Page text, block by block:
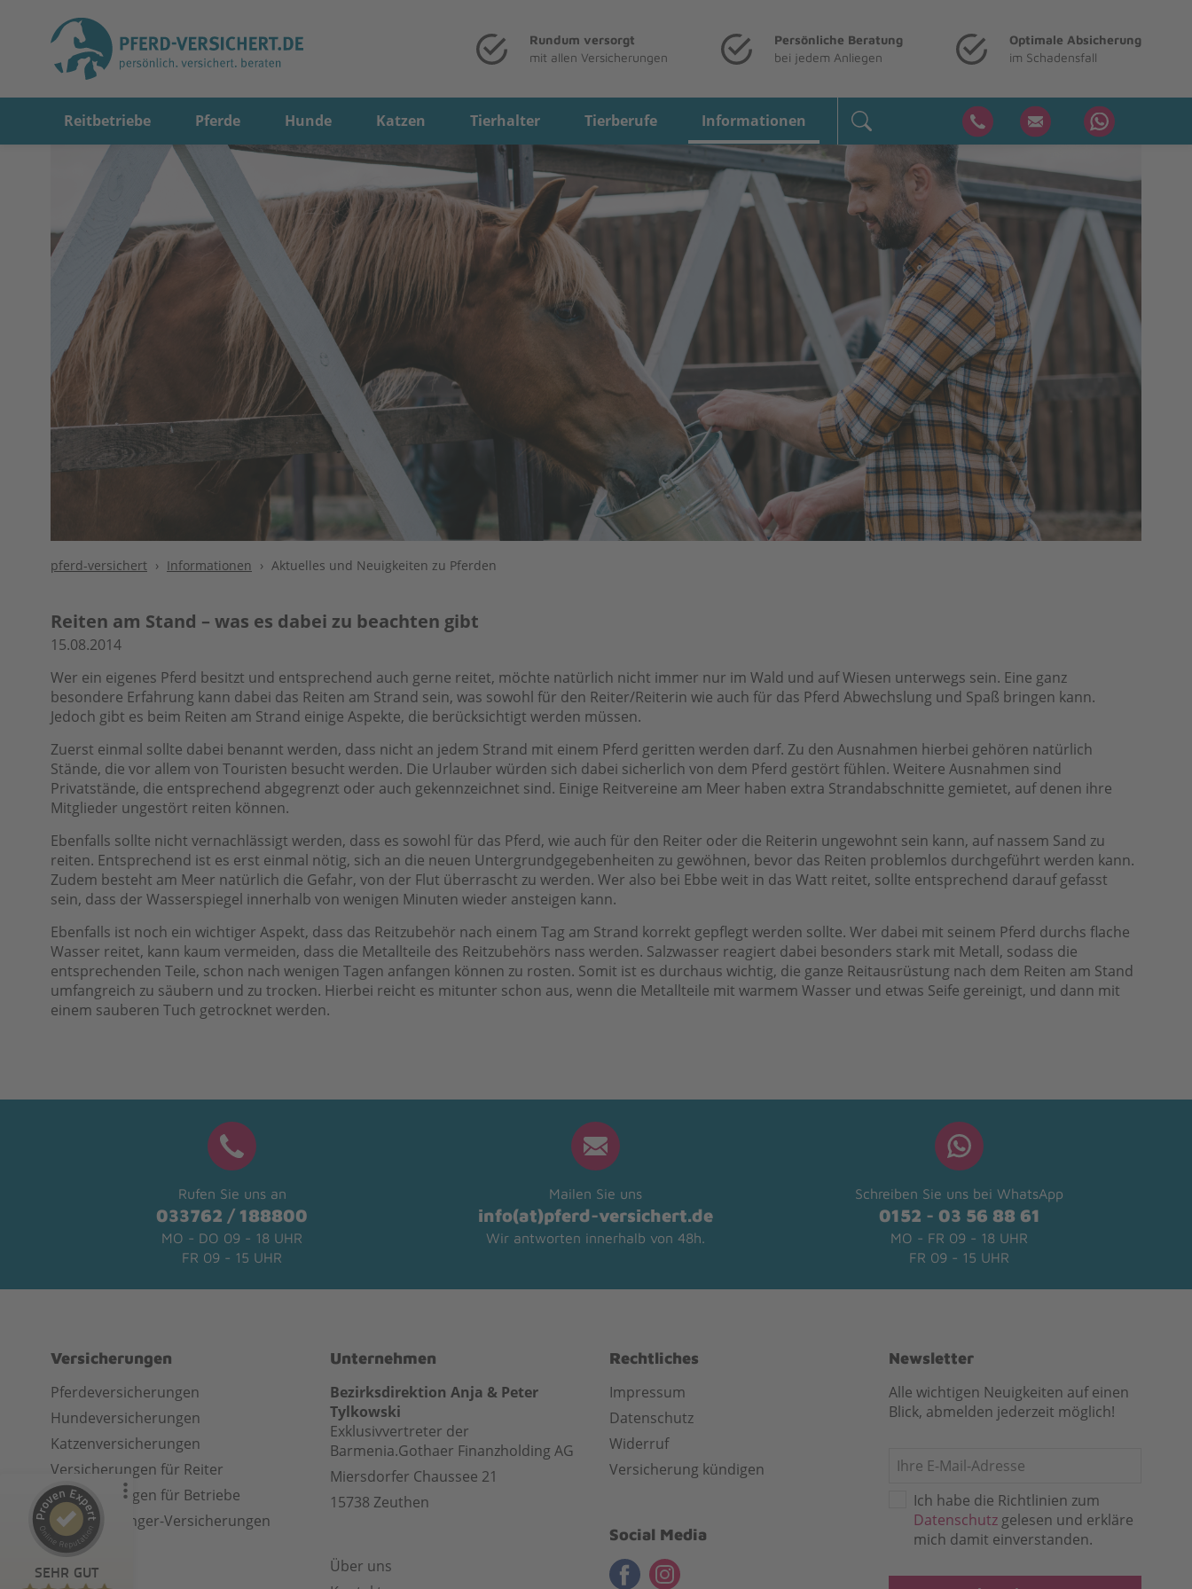
Rundum versorgt
mit allen Versicherungen
Persönliche Beratung
bei jedem Anliegen
Optimale Absicherung
im Schadensfall
Reitbetriebe Pferde Hunde Katzen Tierhalter Tierberufe Informationen
pferd-versichert Informationen Aktuelles und Neuigkeiten zu Pferden
Reiten am Stand – was es dabei zu beachten gibt
15.08.2014
Wer ein eigenes Pferd besitzt und entsprechend auch gerne reitet, möchte natürlich nicht immer nur im Wald und auf Wiesen unterwegs sein. Eine ganz
besondere Erfahrung kann dabei das Reiten am Strand sein, was sowohl für den Reiter/Reiterin wie auch für das Pferd Abwechslung und Spaß bringen kann.
Jedoch gibt es beim Reiten am Strand einige Aspekte, die berücksichtigt werden müssen.
Zuerst einmal sollte dabei benannt werden, dass nicht an jedem Strand mit einem Pferd geritten werden darf. Zu den Ausnahmen hierbei gehören natürlich
Stände, die vor allem von Touristen besucht werden. Die Urlauber würden sich dabei sicherlich von dem Pferd gestört fühlen. Weitere Ausnahmen sind
Privatstände, die entsprechend abgegrenzt oder auch gekennzeichnet sind. Einige Reitvereine am Meer haben extra Strandabschnitte gemietet, auf denen ihre
Mitglieder ungestört reiten können.
Ebenfalls sollte nicht vernachlässigt werden, dass es sowohl für das Pferd, wie auch für den Reiter oder die Reiterin ungewohnt sein kann, auf nassem Sand zu
reiten. Entsprechend ist es erst einmal nötig, sich an die neuen Untergrundgegebenheiten zu gewöhnen, bevor das Reiten problemlos durchgeführt werden kann.
Zudem besteht am Meer natürlich die Gefahr, von der Flut überrascht zu werden. Wer also bei Ebbe weit in das Watt reitet, sollte entsprechend darauf gefasst
sein, dass der Wasserspiegel innerhalb von wenigen Minuten wieder ansteigen kann.
Ebenfalls ist noch ein wichtiger Aspekt, dass das Reitzubehör nach einem Tag am Strand korrekt gepflegt werden sollte. Wer dabei mit seinem Pferd durchs flache
Wasser reitet, kann kaum vermeiden, dass die Metallteile des Reitzubehörs nass werden. Salzwasser reagiert dabei besonders stark mit Metall, sodass die
entsprechenden Teile, schon nach wenigen Tagen anfangen können zu rosten. Somit ist es durchaus wichtig, die ganze Reitausrüstung nach dem Reiten am Stand
umfangreich zu säubern und zu trocken. Hierbei reicht es mitunter schon aus, wenn die Metallteile mit warmem Wasser und etwas Seife gereinigt, und dann mit
einem sauberen Tuch getrocknet werden.
Rufen Sie uns an
033762 / 188800
MO - DO 09 - 18 UHR
FR 09 - 15 UHR
Mailen Sie uns
info(at)pferd-versichert.de
Wir antworten innerhalb von 48h.
Schreiben Sie uns bei WhatsApp
0152 - 03 56 88 61
MO - FR 09 - 18 UHR
FR 09 - 15 UHR
Versicherungen
Pferdeversicherungen
Hundeversicherungen
Katzenversicherungen
Versicherungen für Reiter
Versicherungen für Betriebe
Pferdeanhänger-Versicherungen
Unternehmen
Bezirksdirektion Anja & Peter
Tylkowski
Exklusivvertreter der
Barmenia.Gothaer Finanzholding AG
Miersdorfer Chaussee 21
15738 Zeuthen
Über uns
Rechtliches
Impressum
Datenschutz
Widerruf
Versicherung kündigen
Social Media
Newsletter
Alle wichtigen Neuigkeiten auf einen
Blick, abmelden jederzeit möglich!
Ich habe die Richtlinien zum
Datenschutz gelesen und erkläre
mich damit einverstanden.
SEHR GUT
pferd-versichert.de
99
%
Empfehlungen auf
ProvenExpert.com
SEHR GUT
366
Bewertungen auf
ProvenExpert.com
133
Bewertungen von
anderen Quellen
Blick aufs ProvenExpert-Profil werfen